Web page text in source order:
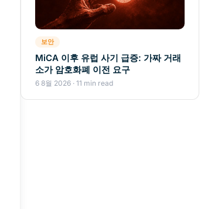
보안
MiCA 이후 유럽 사기 급증: 가짜 거래
소가 암호화폐 이전 요구
6 8월 2026 · 11 min read